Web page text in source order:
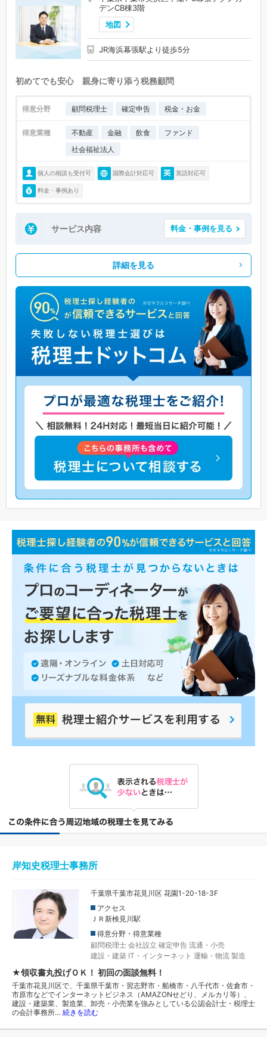
デンCB棟3階
地図
JR海浜幕張駅より徒歩5分
初めてでも安心 親身に寄り添う税務顧問
得意分野 顧問税理士 確定申告 税金・お金
得意業種 不動産 金融 飲食
ファンド
社会福祉法人
個人の相談も受付可 国際会計対応可 英語対応可
料金・事例あり
サービス内容 料金・事例を見る
詳細を見る
岸知史税理士事務所
千葉県千葉市花見川区 花園1-20-18-3F
アクセス
ＪＲ新検見川駅
得意分野・得意業種
顧問税理士 会社設立 確定申告 流通・小売
建設・建築 IT・インターネット 運輸・物流 製造
★領収書丸投げＯＫ！ 初回の面談無料！
千葉市花見川区で、千葉県千葉市・習志野市・船橋市・八千代市・佐倉市・
市原市などでインターネットビジネス（AMAZONせどり、メルカリ等）、
建設・建築業、製造業、卸売・小売業を強みとしている公認会計士・税理士
の会計事務所… 続きを読む